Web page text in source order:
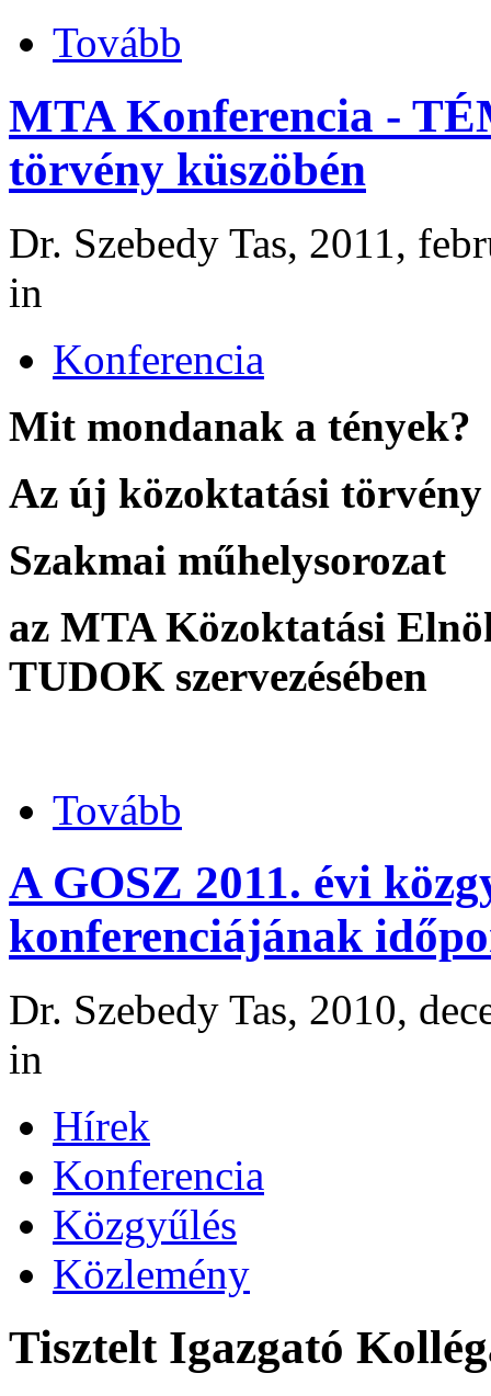
Tovább
MTA Konferencia -
törvény küszöbén
Dr. Szebedy Tas, 2011,
in
Konferencia
Mit mondanak a tények?
Az új közoktatási törvény
Szakmai műhelysorozat
az MTA Közoktatási
TUDOK szervezésében
Tovább
A GOSZ 2011. évi
konferenciájának
Dr. Szebedy Tas, 2010,
in
Hírek
Konferencia
Közgyűlés
Közlemény
Tisztelt Igazgató